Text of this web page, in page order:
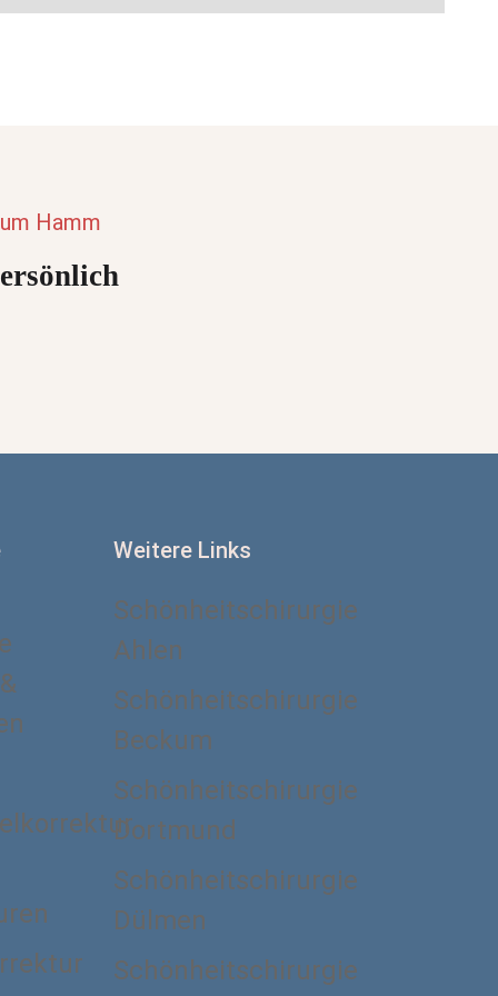
Hamm
Weitere Links
Schönheitschirurgie
Ahlen
Schönheitschirurgie
Beckum
Schönheitschirurgie
Dortmund
Schönheitschirurgie
Dülmen
Schönheitschirurgie